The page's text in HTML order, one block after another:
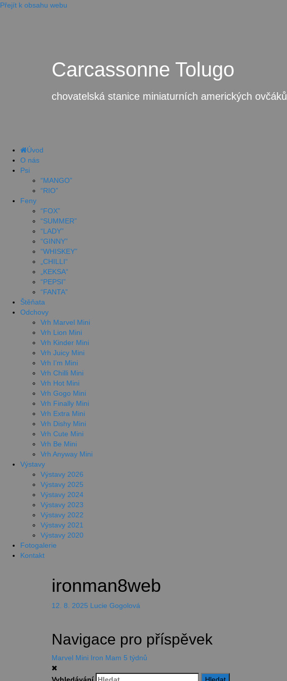
Přejít k obsahu webu
Carcassonne Tolugo
chovatelská stanice miniaturních amerických ovčáků
Úvod
O nás
Psi
“MANGO”
“RIO”
Feny
“FOX”
“SUMMER”
“LADY”
“GINNY”
“WHISKEY”
„CHILLI“
„KEKSA“
“PEPSI”
“FANTA”
Štěňata
Odchovy
Vrh Marvel Mini
Vrh Lion Mini
Vrh Kinder Mini
Vrh Juicy Mini
Vrh I’m Mini
Vrh Chilli Mini
Vrh Hot Mini
Vrh Gogo Mini
Vrh Finally Mini
Vrh Extra Mini
Vrh Dishy Mini
Vrh Cute Mini
Vrh Be Mini
Vrh Anyway Mini
Výstavy
Výstavy 2026
Výstavy 2025
Výstavy 2024
Výstavy 2023
Výstavy 2022
Výstavy 2021
Výstavy 2020
Fotogalerie
Kontakt
ironman8web
12. 8. 2025 Lucie Gogolová
Navigace pro příspěvek
Marvel Mini Iron Mam 5 týdnů